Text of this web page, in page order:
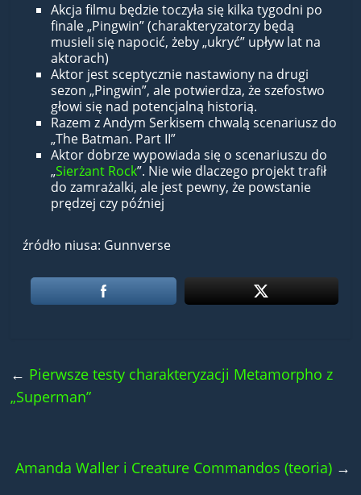
Akcja filmu będzie toczyła się kilka tygodni po
finale „Pingwin” (charakteryzatorzy będą
musieli się napocić, żeby „ukryć” upływ lat na
aktorach)
Aktor jest sceptycznie nastawiony na drugi
sezon „Pingwin”, ale potwierdza, że szefostwo
głowi się nad potencjalną historią.
Razem z Andym Serkisem chwalą scenariusz do
„The Batman. Part II”
Aktor dobrze wypowiada się o scenariuszu do
„Sierżant Rock”. Nie wie dlaczego projekt trafił
do zamrażalki, ale jest pewny, że powstanie
prędzej czy później
źródło niusa: Gunnverse
← Pierwsze testy charakteryzacji Metamorpho z
„Superman”
Amanda Waller i Creature Commandos (teoria) →